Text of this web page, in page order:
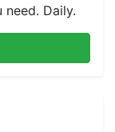
Daily.